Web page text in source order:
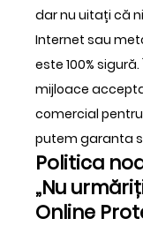
dar nu uitați că
Internet sau
este 100%
mijloace
comercial
putem garanta
Politica
„Nu
Online